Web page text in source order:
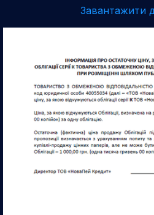
Завантажити